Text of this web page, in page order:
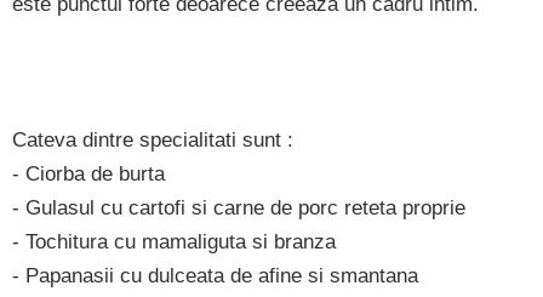
Cateva dintre specialitati sunt :
- Ciorba de burta
- Gulasul cu cartofi si carne de porc reteta proprie
- Tochitura cu mamaliguta si branza
- Papanasii cu dulceata de afine si smantana